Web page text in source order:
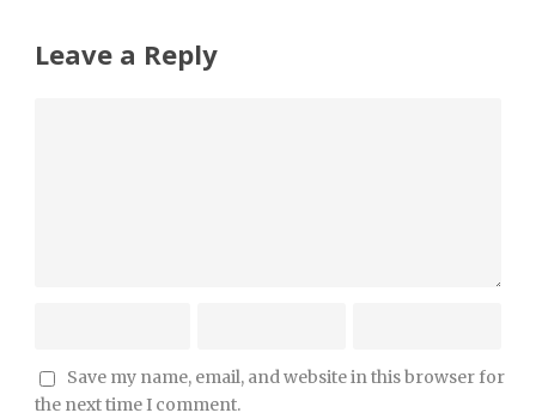
Leave a Reply
Save my name, email, and website in this browser for
the next time I comment.